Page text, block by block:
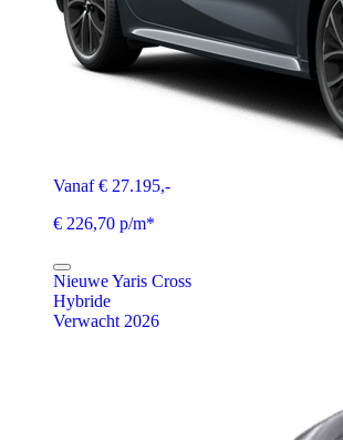
Vanaf € 27.195,-
€ 226,70 p/m*
Nieuwe Yaris Cross
Hybride
Verwacht 2026